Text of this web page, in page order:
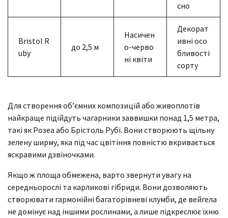
сно
Bristol R
uby
до 2,5 м
Насичен
о-черво
ні квіти
Декорат
ивні осо
бливості
сорту
Для створення об’ємних композицій або живоплотів
найкраще підійдуть чагарники заввишки понад 1,5 метра,
такі як Розеа або Брістоль Рубі. Вони створюють щільну
зелену ширму, яка під час цвітіння повністю вкривається
яскравими дзвіночками.
Якщо ж площа обмежена, варто звернути увагу на
середньорослі та карликові гібриди. Вони дозволяють
створювати гармонійні багаторівневі клумби, де вейгела
не домінує над іншими рослинами, а лише підкреслює їхню